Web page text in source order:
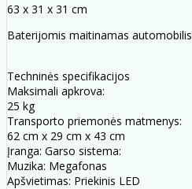
63 x 31 x 31 cm
Baterijomis maitinamas automobilis
Techninės specifikacijos
Maksimali apkrova:
25 kg
Transporto priemonės matmenys:
62 cm x 29 cm x 43 cm
Įranga: Garso sistema:
Muzika: Megafonas
Apšvietimas: Priekinis LED